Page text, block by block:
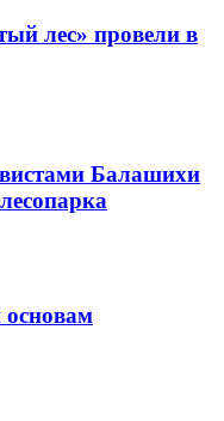
лес» провели в
Балашихи